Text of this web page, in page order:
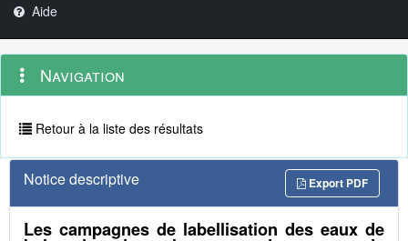
Aide
Navigation
outils
Menu
contextuel
Navigation
Retour à la liste des résultats
Notice descriptive Export PDF
Les campagnes de labellisation des eaux de